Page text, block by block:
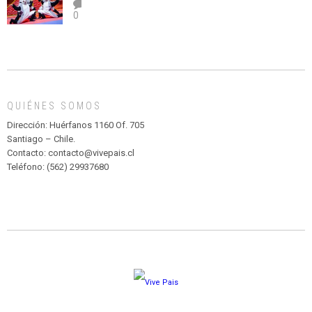
el
abuso”
TEATRO
Y
MADAGASCAR
PARQUE
HURATDO
0
QUIÉNES SOMOS
Dirección: Huérfanos 1160 Of. 705
Santiago – Chile.
Contacto: contacto@vivepais.cl
Teléfono: (562) 29937680